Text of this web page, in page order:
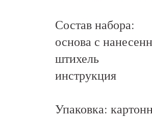
Состав набора:
основа с
штихель
инструкция
Упаковка: